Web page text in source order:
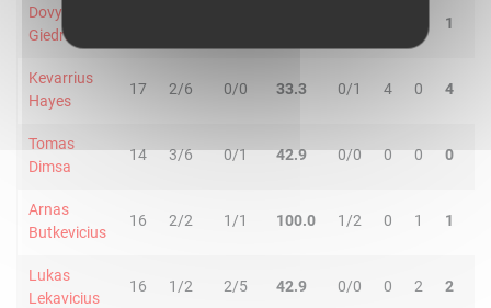
Dovydas
Giedraitis
1
Kevarrius
Hayes
17 2/6 0/0 33.3 0/1 4 0 4
Tomas
Dimsa
14 3/6 0/1 42.9 0/0 0 0 0
Arnas
Butkevicius
16 2/2 1/1 100.0 1/2 0 1 1
Lukas
Lekavicius
16 1/2 2/5 42.9 0/0 0 2 2